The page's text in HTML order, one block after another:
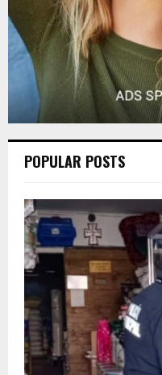
POPULAR POSTS